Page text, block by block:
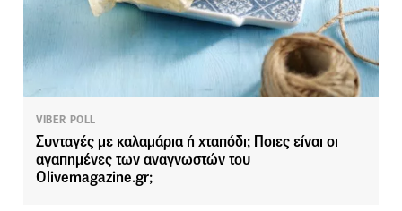
VIBER POLL
Συνταγές με καλαμάρια ή χταπόδι; Ποιες είναι οι
αγαπημένες των αναγνωστών του
Olivemagazine.gr;